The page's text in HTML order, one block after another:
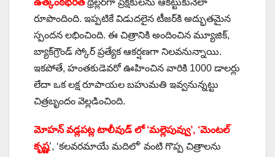
ఉత్కంఠభరితథ్రిల్లర్‌గా ప్రేక్షకులను ఆకట్టుకునేలా
రూపొందింది. ఇప్పటికే విడుదలైన టీజర్‌కి అద్భుతమైన
స్పందన లభించింది. ఈ చిత్రానికి అందించిన మ్యూజిక్,
బ్యాక్‌గ్రౌండ్ స్కోర్ ప్రత్యేక ఆకర్షణగా నిలవనున్నాయి.
ఇకపోతే, హంతకుడెవరో ఊహించిన వారికి 1000 డాలర్లు
లేదా ఒక లక్ష రూపాయల బహుమతి ఇవ్వనున్నట్టు
చిత్రబృందం వెల్లడించింది.
మోహన్ వడ్లపట్ల టాలీవుడ్ లో ‘మల్లెపువ్వు’, ‘మెంటల్
కృష్ణ’, ‘కలవరమాయే మదిలో’ వంటి గొప్ప చిత్రాలను